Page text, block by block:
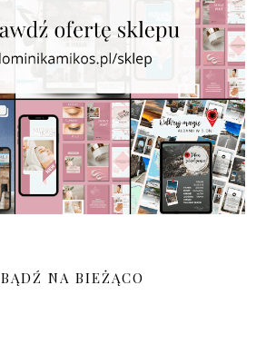
BĄDŹ NA BIEŻĄCO